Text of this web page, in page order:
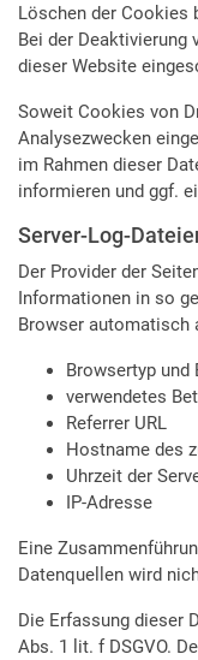
Löschen der Cookies
Bei der
dieser Website
Soweit Cookies von
Analysezwecken
im Rahmen dieser
informieren und ggf.
Server-Log-
Der Provider der
Informationen in so
Browser automatisch
Browsertyp
verwendetes
Referrer URL
Hostname des
Uhrzeit der
IP-Adresse
Eine
Datenquellen wird
Die Erfassung dieser
Abs. 1 lit. f DSGVO.